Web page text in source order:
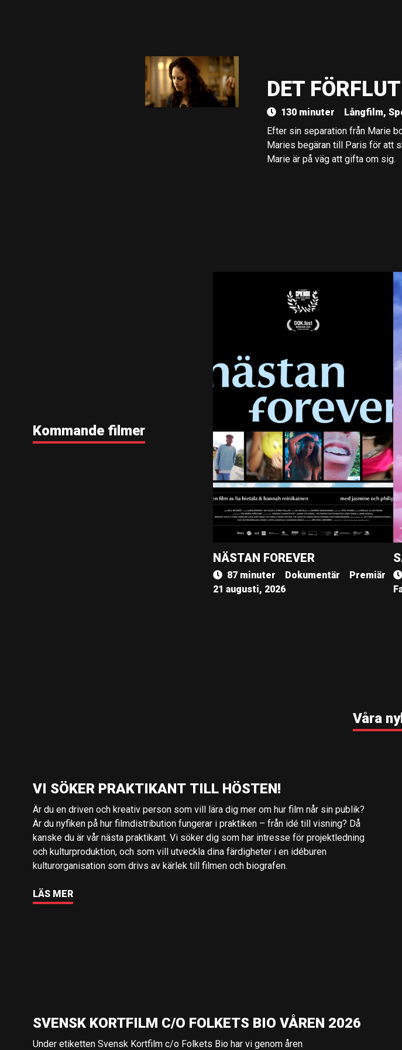
DET
130 minuter Långfilm,
Efter sin separation från Marie
Maries begäran till Paris för att
Marie är på väg att gifta om sig.
Kommande filmer
NÄSTAN FOREVER
87 minuter Dokumentär
Premiär
21 augusti, 2026
Våra
VI SÖKER PRAKTIKANT TILL HÖSTEN!
Är du en driven och kreativ person som vill lära dig mer om hur film når sin publik?
Är du nyfiken på hur filmdistribution fungerar i praktiken – från idé till visning? Då
kanske du är vår nästa praktikant. Vi söker dig som har intresse för projektledning
och kulturproduktion, och som vill utveckla dina färdigheter i en idéburen
kulturorganisation som drivs av kärlek till filmen och biografen.
LÄS MER
SVENSK KORTFILM C/O FOLKETS BIO VÅREN 2026
Under etiketten Svensk Kortfilm c/o Folkets Bio har vi genom åren